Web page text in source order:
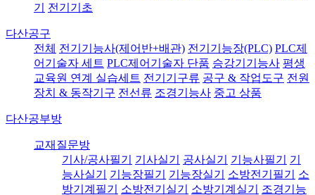
기
전기기초
다산공구
전체 전기기능사(제어반+배관) 전기기능장(PLC) PLC제
어기술자 세트 PLC제어기술자 단품 승강기기능사 평생
교육원 연계 실습세트 전기기구류 공구 & 작업도구 전원
장치 & 동작기구 전선류 조경기능사 중고 상품
다산공부방
교재질문방
기사/공사필기
기사실기 공사실기 기능사필기
기
능사실기
기능장필기 기능장실기 소방전기필기
소
방기계필기
소방전기실기 소방기계실기
조경기능